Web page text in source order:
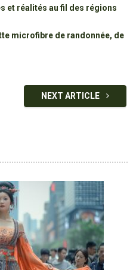
et réalités au fil des régions
microfibre de randonnée, de
NEXT ARTICLE